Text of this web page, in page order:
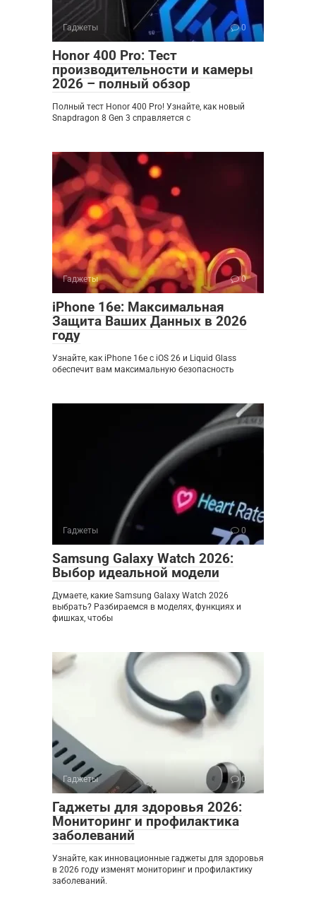
Гаджеты 0
Honor 400 Pro: Тест
производительности и камеры
2026 – полный обзор
Полный тест Honor 400 Pro! Узнайте, как новый
Snapdragon 8 Gen 3 справляется с
Гаджеты 0
iPhone 16e: Максимальная
Защита Ваших Данных в 2026
году
Узнайте, как iPhone 16e с iOS 26 и Liquid Glass
обеспечит вам максимальную безопасность
Гаджеты 0
Samsung Galaxy Watch 2026:
Выбор идеальной модели
Думаете, какие Samsung Galaxy Watch 2026
выбрать? Разбираемся в моделях, функциях и
фишках, чтобы
Гаджеты 0
Гаджеты для здоровья 2026:
Мониторинг и профилактика
заболеваний
Узнайте, как инновационные гаджеты для здоровья
в 2026 году изменят мониторинг и профилактику
заболеваний.